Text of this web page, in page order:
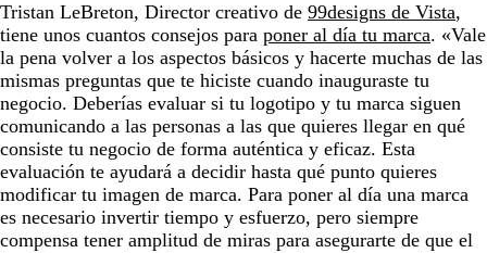
Tristan LeBreton, Director creativo de 99designs de Vista,
tiene unos cuantos consejos para poner al día tu marca. «Vale
la pena volver a los aspectos básicos y hacerte muchas de las
mismas preguntas que te hiciste cuando inauguraste tu
negocio. Deberías evaluar si tu logotipo y tu marca siguen
comunicando a las personas a las que quieres llegar en qué
consiste tu negocio de forma auténtica y eficaz. Esta
evaluación te ayudará a decidir hasta qué punto quieres
modificar tu imagen de marca. Para poner al día una marca
es necesario invertir tiempo y esfuerzo, pero siempre
compensa tener amplitud de miras para asegurarte de que el